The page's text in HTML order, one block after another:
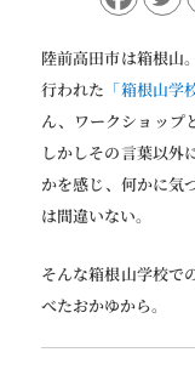
陸前高田市は箱根山
行われた 「箱根山
ん、ワークショップ
しかしその言葉以外
かを感じ、何かに気
は間違いない。
そんな箱根山学校で
べたおかゆから。